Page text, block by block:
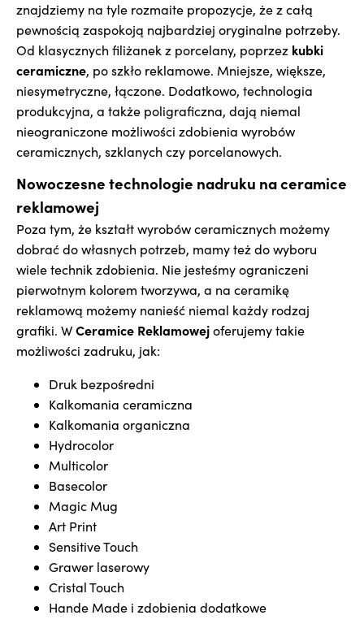
znajdziemy na tyle rozmaite propozycje, że z całą
pewnością zaspokoją najbardziej oryginalne potrzeby.
Od klasycznych filiżanek z porcelany, poprzez kubki
ceramiczne, po szkło reklamowe. Mniejsze, większe,
niesymetryczne, łączone. Dodatkowo, technologia
produkcyjna, a także poligraficzna, dają niemal
nieograniczone możliwości zdobienia wyrobów
ceramicznych, szklanych czy porcelanowych.
Nowoczesne technologie nadruku na ceramice
reklamowej
Poza tym, że kształt wyrobów ceramicznych możemy
dobrać do własnych potrzeb, mamy też do wyboru
wiele technik zdobienia. Nie jesteśmy ograniczeni
pierwotnym kolorem tworzywa, a na ceramikę
reklamową możemy nanieść niemal każdy rodzaj
grafiki. WCeramice Reklamowejoferujemy takie
możliwości zadruku, jak:
Druk bezpośredni
Kalkomania ceramiczna
Kalkomania organiczna
Hydrocolor
Multicolor
Basecolor
Magic Mug
Art Print
Sensitive Touch
Grawer laserowy
Cristal Touch
Hande Made i zdobienia dodatkowe